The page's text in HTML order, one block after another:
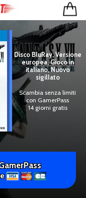
Disco BluRay, Versione
europea, Gioco in
italiano, Nuovo
sigillato
Scambia senza limiti
con GamerPass
14 giorni gratis